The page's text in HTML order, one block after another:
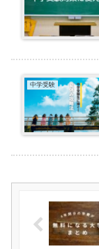
中学受験